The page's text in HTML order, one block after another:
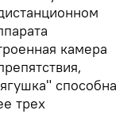
камера
способна
трех